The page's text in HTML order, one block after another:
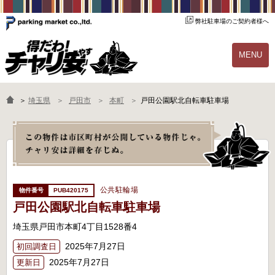
弊社駐車場のご契約者様へ
MENU
物件一覧 ご契約の流れ
よくあるご質問 駐輪場オーナー様へ
＞ 埼玉県 戸田市 本町 戸田公園駅北自転車駐車場
PUB420175 公共駐輪場
戸田公園駅北自転車駐車場
埼玉県戸田市本町4丁目1528番4
初回調査日 2025年7月27日
更新日 2025年7月27日